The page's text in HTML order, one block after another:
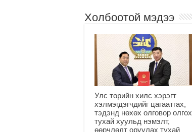
Холбоотой мэдээ
Улс төрийн хилс хэрэгт
хэлмэгдэгчдийг цагаатгах,
тэдэнд нөхөх олговор олгох
тухай хуульд нэмэлт,
өөрчлөлт оруулах тухай